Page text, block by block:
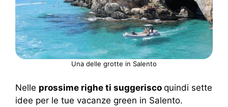
Una delle grotte in Salento
Nelle prossime righe ti suggerisco quindi sette
idee per le tue vacanze green in Salento.